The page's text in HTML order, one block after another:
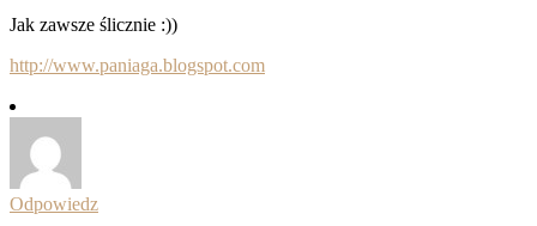
Jak zawsze ślicznie :))
http://www.paniaga.blogspot.com
Odpowiedz